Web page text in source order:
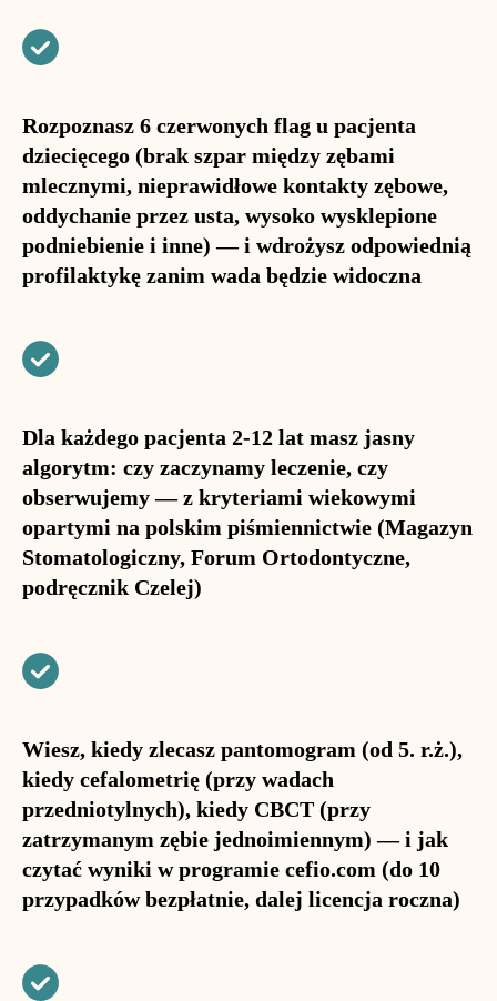
Rozpoznasz 6 czerwonych flag u pacjenta
dziecięcego (brak szpar między zębami
mlecznymi, nieprawidłowe kontakty zębowe,
oddychanie przez usta, wysoko wysklepione
podniebienie i inne) — i wdrożysz odpowiednią
profilaktykę zanim wada będzie widoczna
Dla każdego pacjenta 2-12 lat masz jasny
algorytm: czy zaczynamy leczenie, czy
obserwujemy — z kryteriami wiekowymi
opartymi na polskim piśmiennictwie (Magazyn
Stomatologiczny, Forum Ortodontyczne,
podręcznik Czelej)
Wiesz, kiedy zlecasz pantomogram (od 5. r.ż.),
kiedy cefalometrię (przy wadach
przedniotylnych), kiedy CBCT (przy
zatrzymanym zębie jednoimiennym) — i jak
czytać wyniki w programie cefio.com (do 10
przypadków bezpłatnie, dalej licencja roczna)